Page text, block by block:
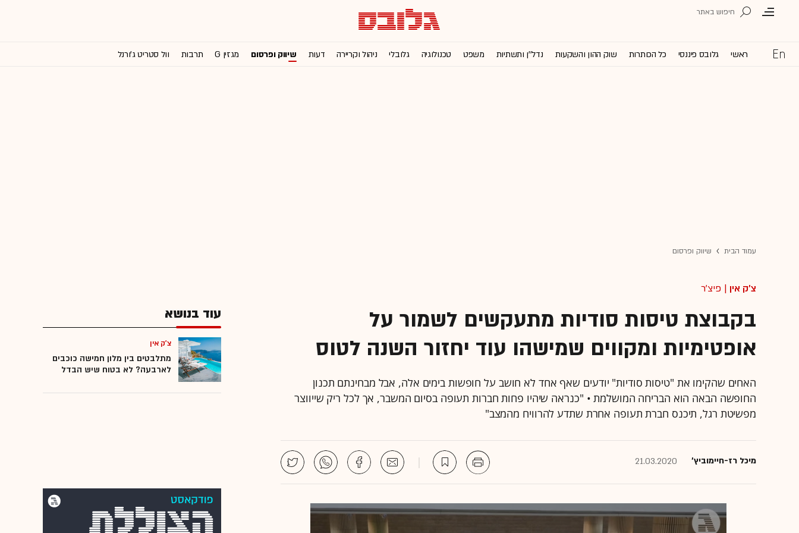
ראשי גלובס פיננסי כל הכותרות שוק ההון והשקעות נדל''ן ותשתיות משפט טכנולוגיה גלובלי ניהול וקריירה דעות שיווק ופרסום מגזין G תרבות וול סטריט ג'ורנל
עמוד הבית שיווק ופרסום
צ'ק אין | פיצ'ר
בקבוצת טיסות סודיות מתעקשים לשמור על
אופטימיות ומקווים שמישהו עוד יחזור השנה לטוס
האחים שהקימו את "טיסות סודיות" יודעים שאף אחד לא חושב על חופשות בימים אלה, אבל מבחינתם תכנון
החופשה הבאה הוא הבריחה המושלמת • "כנראה שיהיו פחות חברות תעופה בסיום המשבר, אך לכל ריק שייווצר
מפשיטת רגל, תיכנס חברת תעופה אחרת שתדע להרוויח מהמצב"
מיכל רז-חיימוביץ' 21.03.2020
עוד בנושא
צ'ק אין
מתלבטים בין מלון חמישה כוכבים
לארבעה? לא בטוח שיש הבדל